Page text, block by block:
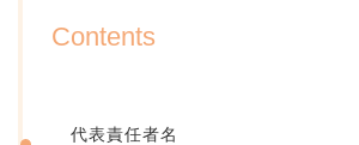
Contents
代表責任者名